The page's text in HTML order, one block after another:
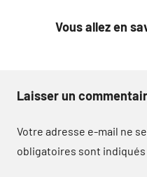
Vous allez en
Laisser un
Votre adresse e-mail ne
obligatoires sont indiqués